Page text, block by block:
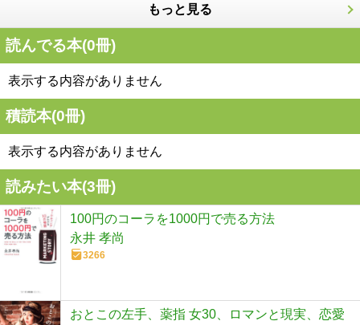
もっと見る
読んでる本(0冊)
表示する内容がありません
積読本(0冊)
表示する内容がありません
読みたい本(3冊)
100円のコーラを1000円で売る方法
永井 孝尚
3266
おとこの左手、薬指 女30、ロマンと現実、恋愛